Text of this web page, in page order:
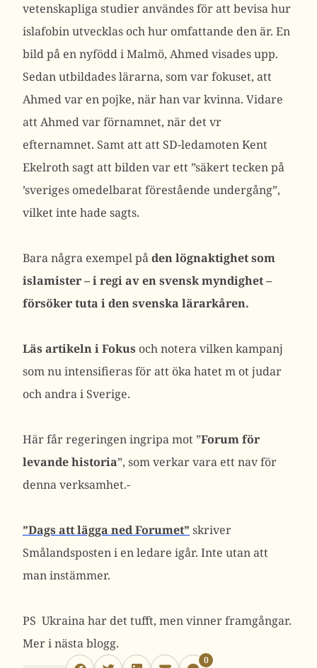
vetenskapliga studier användes för att bevisa hur
islafobin utvecklas och hur omfattande den är. En
bild på en nyfödd i Malmö, Ahmed visades upp.
Sedan utbildades lärarna, som var fokuset, att
Ahmed var en pojke, när han var kvinna. Vidare
att Ahmed var förnamnet, när det vr
efternamnet. Samt att att SD-ledamoten Kent
Ekelroth sagt att bilden var ett ”säkert tecken på
’sveriges omedelbarat förestående undergång”,
vilket inte hade sagts.
Bara några exempel påden lögnaktighet som
islamister – i regi av en svensk myndighet –
försöker tuta i den svenska lärarkåren.
Läs artikeln i Fokus och notera vilken kampanj
som nu intensifieras för att öka hatet m ot judar
och andra i Sverige.
Här får regeringen ingripa mot ”Forum för
levande historia”, som verkar vara ett nav för
denna verksamhet.-
”Dags att lägga ned Forumet” skriver
Smålandsposten i en ledare igår. Inte utan att
man instämmer.
PS Ukraina har det tufft, men vinner framgångar.
Mer i nästa blogg.
0